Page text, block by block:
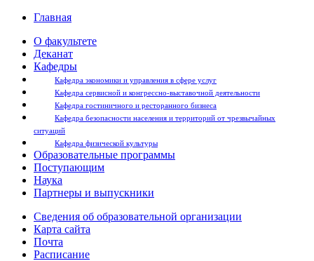
Главная
О факультете
Деканат
Кафедры
Кафедра экономики и управления в сфере услуг
Кафедра сервисной и конгрессно-выставочной деятельности
Кафедра гостиничного и ресторанного бизнеса
Кафедра безопасности населения и территорий от чрезвычайных
ситуаций
Кафедра физической культуры
Образовательные программы
Поступающим
Наука
Партнеры и выпускники
Сведения об образовательной организации
Карта сайта
Почта
Расписание